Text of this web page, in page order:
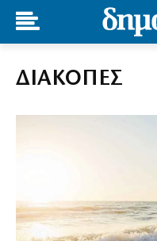
ΔΙΑΚΟΠΕΣ